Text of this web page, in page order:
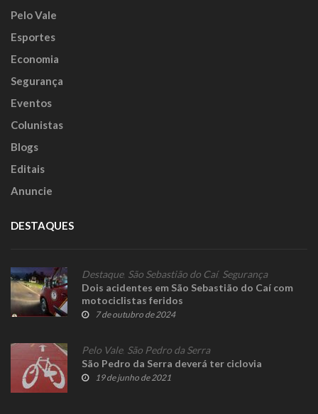
Pelo Vale
Esportes
Economia
Segurança
Eventos
Colunistas
Blogs
Editais
Anuncie
DESTAQUES
Destaque, São Sebastião do Caí, Segurança
Dois acidentes em São Sebastião do Caí com
motociclistas feridos
7 de outubro de 2024
Pelo Vale, São Pedro da Serra
São Pedro da Serra deverá ter ciclovia
19 de junho de 2021